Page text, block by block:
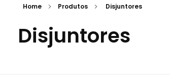
Home Produtos Disjuntores
Disjuntores